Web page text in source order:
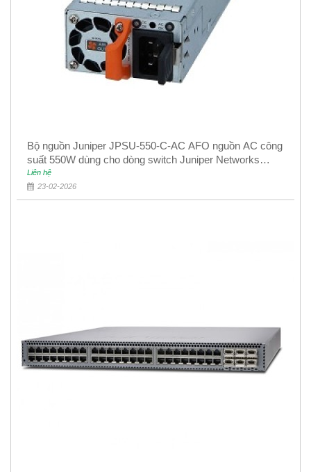
Bộ nguồn Juniper JPSU-550-C-AC AFO nguồn AC công
suất 550W dùng cho dòng switch Juniper Networks
EX4400
Liên hệ
23-02-2026